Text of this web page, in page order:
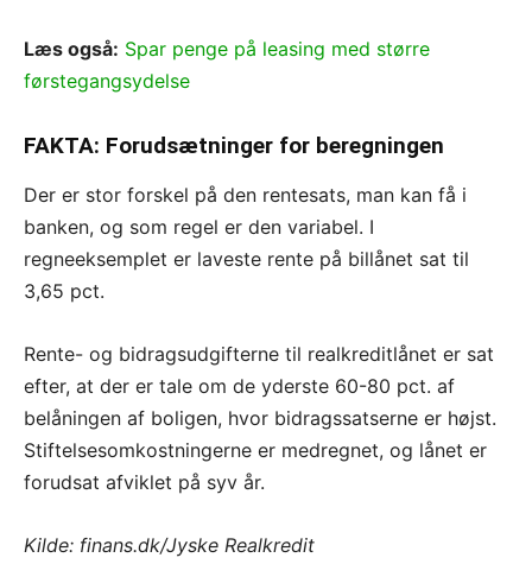
Læs også: Spar penge på leasing med større
førstegangsydelse
FAKTA: Forudsætninger for beregningen
Der er stor forskel på den rentesats, man kan få i
banken, og som regel er den variabel. I
regneeksemplet er laveste rente på billånet sat til
3,65 pct.
Rente- og bidragsudgifterne til realkreditlånet er sat
efter, at der er tale om de yderste 60-80 pct. af
belåningen af boligen, hvor bidragssatserne er højst.
Stiftelsesomkostningerne er medregnet, og lånet er
forudsat afviklet på syv år.
Kilde: finans.dk/Jyske Realkredit